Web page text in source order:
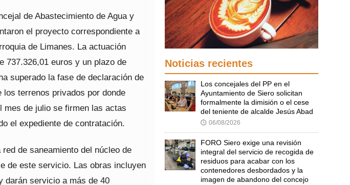
de Abastecimiento de Agua y
el proyecto correspondiente a
de Limanes. La actuación
737.326,01 euros y un plazo de
superado la fase de declaración de
los terrenos privados por donde
mes de julio se firmen las actas
el expediente de contratación.
de saneamiento del núcleo de
de este servicio. Las obras incluyen
darán servicio a más de 40
Noticias recientes
Los concejales del PP en el
Ayuntamiento de Siero solicitan
formalmente la dimisión o el cese
del teniente de alcalde Jesús Abad
🕔 06/08/2026
FORO Siero exige una revisión
integral del servicio de recogida de
residuos para acabar con los
contenedores desbordados y la
imagen de abandono del concejo